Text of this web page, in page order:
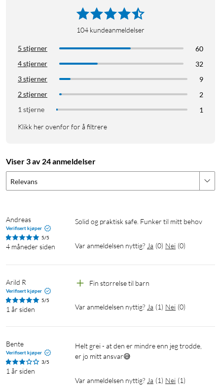
104 kundeanmeldelser
5 stjerner
60
4 stjerner
32
3 stjerner
9
2 stjerner
2
1 stjerne
1
Klikk her ovenfor for å filtrere
Viser 3 av 24 anmeldelser
Relevans
Andreas
Verifisert kjøper
5/5
4 måneder siden
Solid og praktisk safe. Funker til mitt behov
Var anmeldelsen nyttig? Ja (0) Nei (0)
Arild R
Verifisert kjøper
5/5
1 år siden
Fin størrelse til barn
Var anmeldelsen nyttig? Ja (1) Nei (0)
Bente
Verifisert kjøper
3/5
1 år siden
Helt grei - at den er mindre enn jeg trodde,
er jo mitt ansvar😅
Var anmeldelsen nyttig? Ja (1) Nei (1)